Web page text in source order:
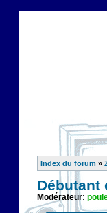
Index du forum »
Débutant
Modérateur: